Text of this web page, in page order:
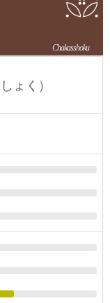
Chakasshoku
ょく）